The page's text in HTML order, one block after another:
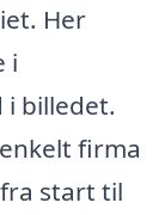
Her
i
billedet.
firma
start til